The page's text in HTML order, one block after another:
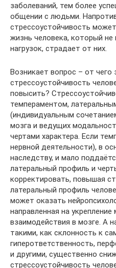
заболеваний, тем более
общении с людьми.
стрессоустойчивость
жизнь человека, который
нагрузок, страдает от них.
Возникает вопрос – от чего
стрессоустойчивость
повысить?
темпераментом,
(индивидуальным
мозга и ведущих
чертами характера. Если
нервной деятельности), в
наследству, и мало
латеральный профиль и
корректировать, повышая
латеральный профиль
может оказать
направленная на
взаимодействия в мозге. А
такими, как склонность к
гиперответственность,
и другими, существенно
стрессоустойчивость